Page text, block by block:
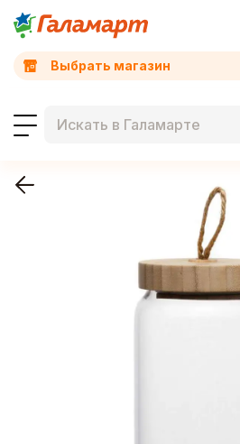
Выбрать магазин